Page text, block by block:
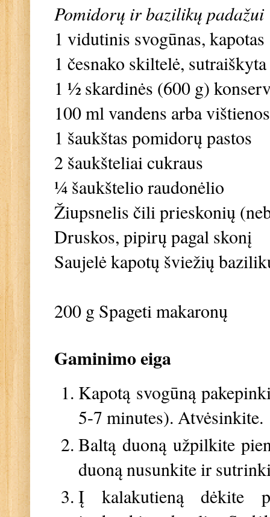
Pomidorų ir bazilikų padažui
1 vidutinis svogūnas, kapotas
1 česnako skiltelė, sutraiškyta
1 ½ skardinės (600 g)
100 ml vandens arba
1 šaukštas pomidorų pastos
2 šaukšteliai cukraus
¼ šaukštelio raudonėlio
Žiupsnelis čili prieskonių
Druskos, pipirų pagal skonį
Saujelė kapotų šviežių
200 g Spageti makaronų
Gaminimo eiga
Kapotą svogūną
5-7 minutes). Atvėsinkite.
Baltą duoną užpilkite
duoną nusunkite ir
Į kalakutieną dėkite